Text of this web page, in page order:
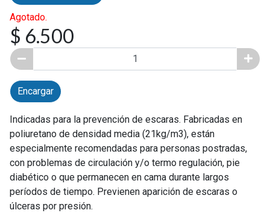
Agotado.
$ 6.500
Encargar
Indicadas para la prevención de escaras. Fabricadas en
poliuretano de densidad media (21kg/m3), están
especialmente recomendadas para personas postradas,
con problemas de circulación y/o termo regulación, pie
diabético o que permanecen en cama durante largos
períodos de tiempo. Previenen aparición de escaras o
úlceras por presión.